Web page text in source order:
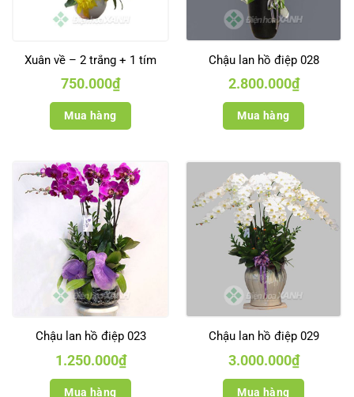
Xuân về – 2 trắng + 1 tím
750.000₫
Mua hàng
Chậu lan hồ điệp 028
2.800.000₫
Mua hàng
Chậu lan hồ điệp 023
1.250.000₫
Mua hàng
Chậu lan hồ điệp 029
3.000.000₫
Mua hàng